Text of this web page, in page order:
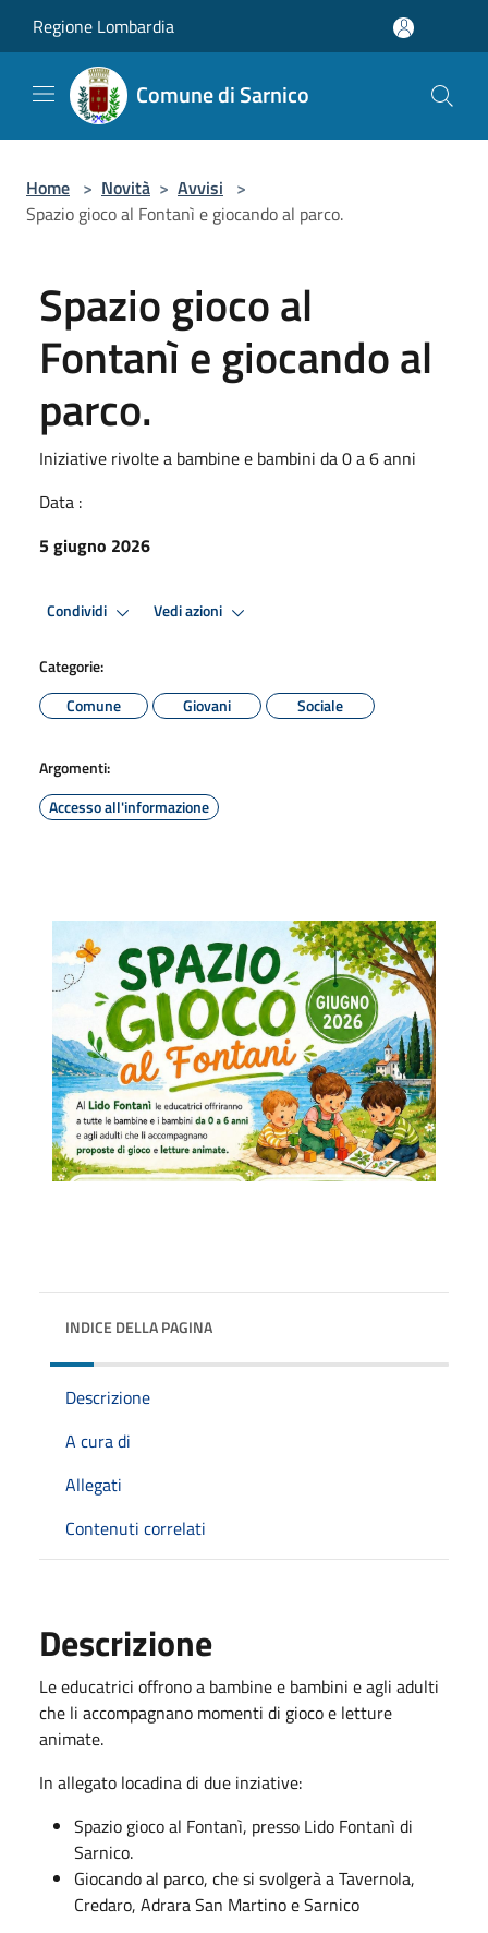
Regione Lombardia
Comune di Sarnico
Home > Novità > Avvisi >
Spazio gioco al Fontanì e giocando al parco.
Spazio gioco al
Fontanì e giocando al
parco.
Iniziative rivolte a bambine e bambini da 0 a 6 anni
Data :
5 giugno 2026
Condividi Vedi azioni
Categorie:
Comune
Giovani Sociale
Argomenti:
Accesso all'informazione
INDICE DELLA PAGINA
Descrizione
A cura di
Allegati
Contenuti correlati
Descrizione
Le educatrici offrono a bambine e bambini e agli adulti
che li accompagnano momenti di gioco e letture
animate.
In allegato locadina di due inziative:
Spazio gioco al Fontanì, presso Lido Fontanì di
Sarnico.
Giocando al parco, che si svolgerà a Tavernola,
Credaro, Adrara San Martino e Sarnico